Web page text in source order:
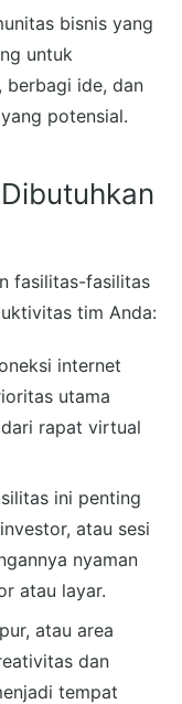
bisnis yang
untuk
berbagi ide, dan
potensial.
fasilitas-fasilitas
tim Anda:
internet
utama
rapat virtual
ini penting
atau sesi
nyaman
atau layar.
atau area
dan
tempat